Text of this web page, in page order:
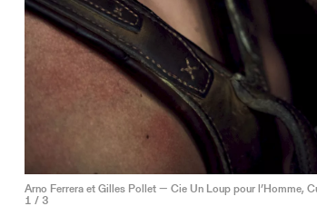
Arno Ferrera et Gilles Pollet — Cie Un Loup pour l’Homme,
1 / 3